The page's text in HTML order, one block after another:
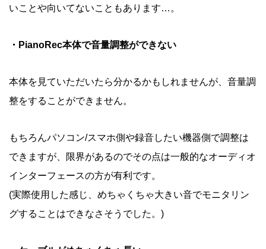
いことや向いてないこともあります…。
・PianoRec本体で音量調整ができない
本体を見ていただいたら分かるかもしれませんが、音量調
整をすることができません。
もちろんパソコン/スマホ側や録音したい機器側で調整は
できますが、限界があるのでその点は一般的なオーディオ
インターフェースの方が有利です。
(実際使用した感じ、めちゃくちゃ大きい音でモニタリン
グすることはできなさそうでした。)